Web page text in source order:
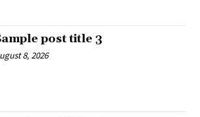
post title 3
8, 2026